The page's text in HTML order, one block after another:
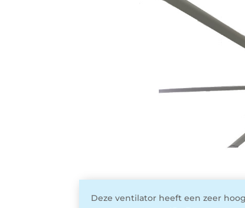
Deze ventilator heeft een zeer hoog